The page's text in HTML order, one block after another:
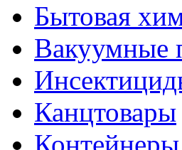
Бытовая
Вакуумные
Канцтовары